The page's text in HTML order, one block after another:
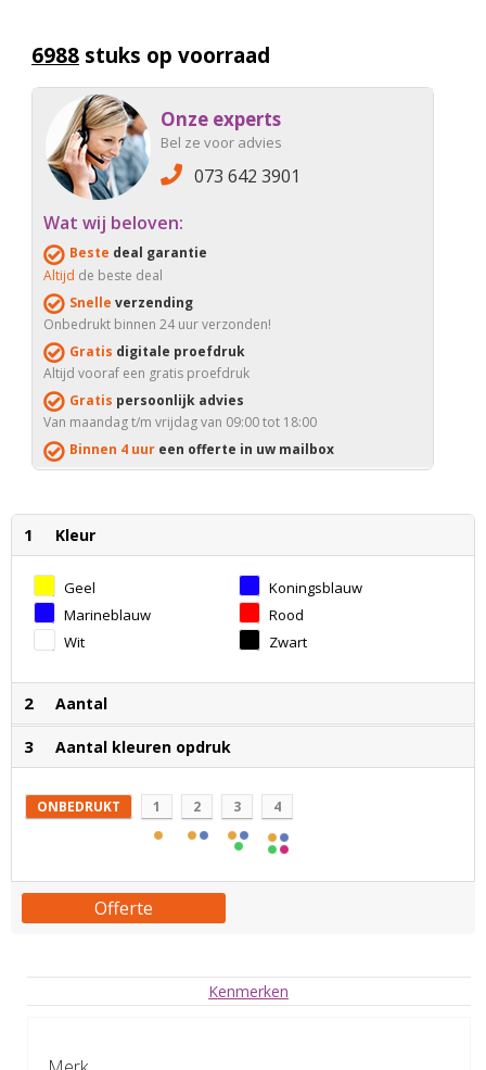
6988 stuks op voorraad
Onze experts
Bel ze voor advies
073 642 3901
Wat wij beloven:
Beste deal garantie
Altijd de beste deal
Snelle verzending
Onbedrukt binnen 24 uur verzonden!
Gratis digitale proefdruk
Altijd vooraf een gratis proefdruk
Gratis persoonlijk advies
Van maandag t/m vrijdag van 09:00 tot 18:00
Binnen 4 uur een offerte in uw mailbox
1 Kleur
Geel
Koningsblauw
Marineblauw
Rood
Wit
Zwart
2 Aantal
3 Aantal kleuren opdruk
ONBEDRUKT 1 2 3 4
Offerte
Kenmerken